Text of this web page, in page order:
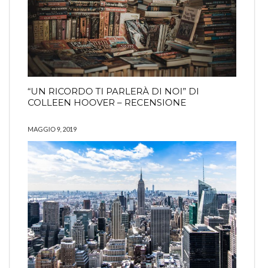
“UN RICORDO TI PARLERÀ DI NOI” DI
COLLEEN HOOVER – RECENSIONE
MAGGIO 9, 2019